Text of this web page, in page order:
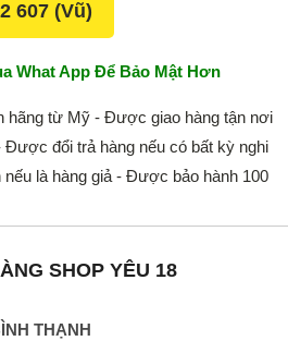
607 (Vũ)
What App Để Bảo Mật Hơn
hãng từ Mỹ - Được giao hàng tận nơi
Được đổi trả hàng nếu có bất kỳ nghi
là hàng giả - Được bảo hành 100
SHOP YÊU 18
THẠNH